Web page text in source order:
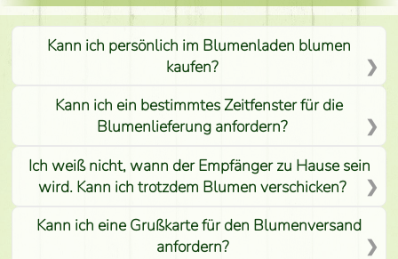
Kann ich persönlich im Blumenladen blumen
kaufen?
Kann ich ein bestimmtes Zeitfenster für die
Blumenlieferung anfordern?
Ich weiß nicht, wann der Empfänger zu Hause sein
wird. Kann ich trotzdem Blumen verschicken?
Kann ich eine Grußkarte für den Blumenversand
anfordern?